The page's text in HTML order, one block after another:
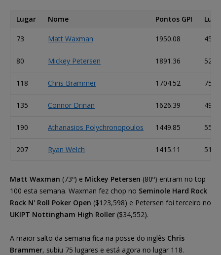
Lugar Nome Pontos GPI
73 Matt Waxman 1950.08 45
80 Mickey Petersen 1891.36 52
118 Chris Brammer 1704.52 75
135 Connor Drinan 1626.39 49
190 Athanasios Polychronopoulos 1449.85 55
207 Ryan Welch 1415.11 51
Matt Waxman (73º) e Mickey Petersen (80º) entram no top
100 esta semana. Waxman fez chop no Seminole Hard Rock
Rock N' Roll Poker Open ($123,598) e Petersen foi terceiro no
UKIPT Nottingham High Roller ($34,552).
A maior salto da semana fica na posse do inglês Chris
Brammer, subiu 75 lugares e está agora no lugar 118.